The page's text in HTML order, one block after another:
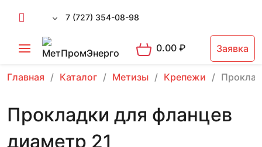
7 (727) 354-08-98
0.00₽ Заявка
Главная Каталог Метизы Крепежи
Прокладки для фланцев
диаметр 21